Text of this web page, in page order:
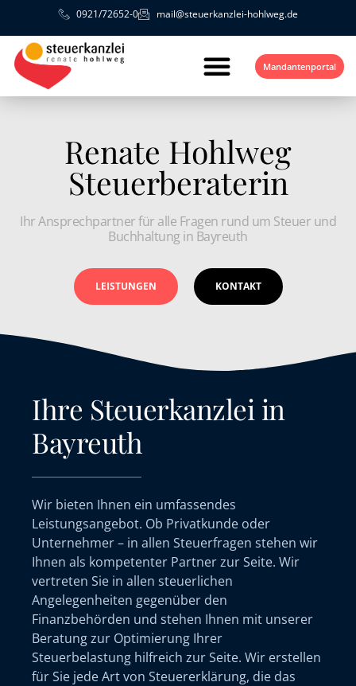
0921/72652-0 mail@steuerkanzlei-hohlweg.de
Mandantenportal
Renate Hohlweg
Steuerberaterin
Ihr Ansprechpartner für alle Fragen rund um Steuer und
Buchhaltung in Bayreuth
LEISTUNGEN KONTAKT
Ihre Steuerkanzlei in
Bayreuth
Wir bieten Ihnen ein umfassendes
Leistungsangebot. Ob Privatkunde oder
Unternehmer – in allen Steuerfragen stehen wir
Ihnen als kompetenter Partner zur Seite. Wir
vertreten Sie in allen steuerlichen
Angelegenheiten gegenüber den
Finanzbehörden und stehen Ihnen mit unserer
Beratung zur Optimierung Ihrer
Steuerbelastung hilfreich zur Seite. Wir erstellen
für Sie jede Art von Steuererklärung, die das